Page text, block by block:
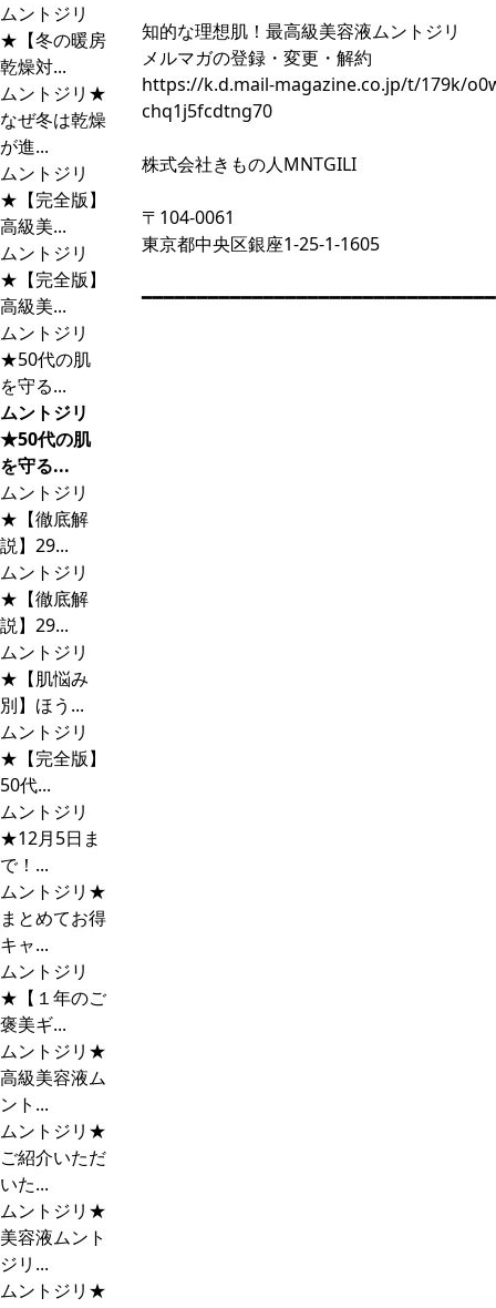
ムントジリ
★【冬の暖房
乾燥対...
ムントジリ★
なぜ冬は乾燥
が進...
ムントジリ
★【完全版】
高級美...
ムントジリ
★【完全版】
高級美...
ムントジリ
★50代の肌
を守る...
ムントジリ
★50代の肌
を守る...
ムントジリ
★【徹底解
説】29...
ムントジリ
★【徹底解
説】29...
ムントジリ
★【肌悩み
別】ほう...
ムントジリ
★【完全版】
50代...
ムントジリ
★12月5日ま
で！...
ムントジリ★
まとめてお得
キャ...
ムントジリ
★【１年のご
褒美ギ...
ムントジリ★
高級美容液ム
ント...
ムントジリ★
ご紹介いただ
いた...
ムントジリ★
美容液ムント
ジリ...
ムントジリ★
知的な理想肌！最高級美容液ムントジリ
メルマガの登録・変更・解約
https://k.d.mail-magazine.co.jp/t/179k/
chq1j5fcdtng70
株式会社きもの人MNTGILI
〒104-0061
東京都中央区銀座1-25-1-1605